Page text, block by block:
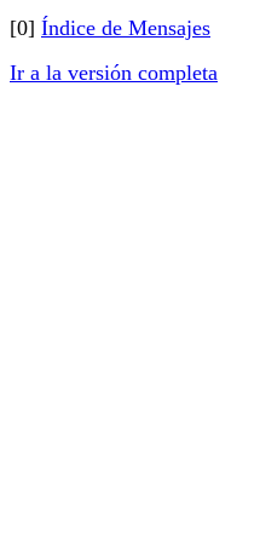
[0] Índice de Mensajes
Ir a la versión completa